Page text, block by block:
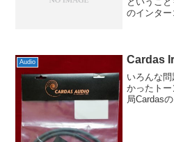
のインタ
って...
Audio Cardas
いろんな
かったト
局Cardas